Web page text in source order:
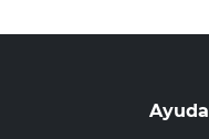
Ayuda